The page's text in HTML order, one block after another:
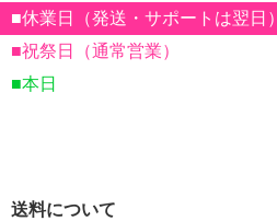
■休業日（発送・サポートは翌日）
■祝祭日（通常営業）
■本日
送料について